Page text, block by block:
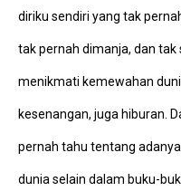
diriku sendiri yang tak
tak pernah dimanja, dan tak
menikmati kemewahan
kesenangan, juga hiburan.
pernah tahu tentang
dunia selain dalam buku-